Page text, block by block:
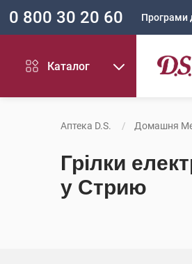
0 800 30 20 60 Програми
Каталог
Аптека D.S. Домашня
Грілки
у Стрию